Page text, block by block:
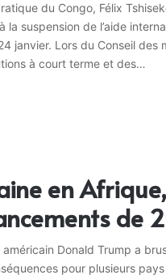
du Congo, Félix
la suspension de l’aide
janvier. Lors du Conseil des
à court terme et des…
en
de
Donald Trump a
pour plusieurs